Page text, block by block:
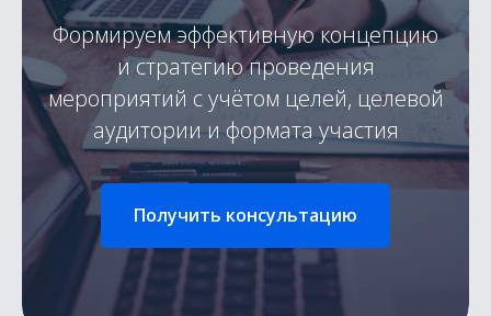
Формируем эффективную концепцию
и стратегию проведения
мероприятий с учётом целей, целевой
аудитории и формата участия
Получить консультацию